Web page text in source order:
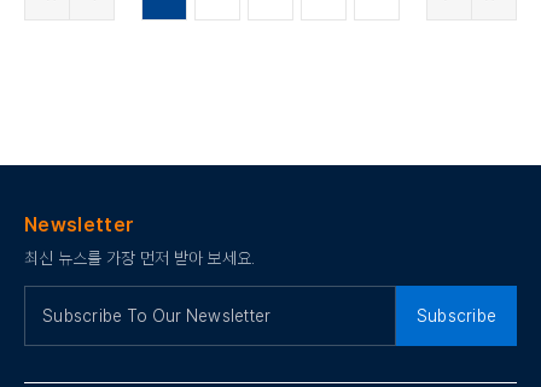
Newsletter
최신 뉴스를 가장 먼저 받아 보세요.
Subscribe